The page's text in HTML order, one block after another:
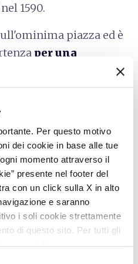
Per questo motivo
dei cookie in base alle tue
momento attraverso il
presente nel footer del
con un click sulla X in alto
e saranno
i soli cookie strettamente
di questo sito. Per tutti gli
1590.
piazza ed è
per una
storico
della città tra
artistiche.